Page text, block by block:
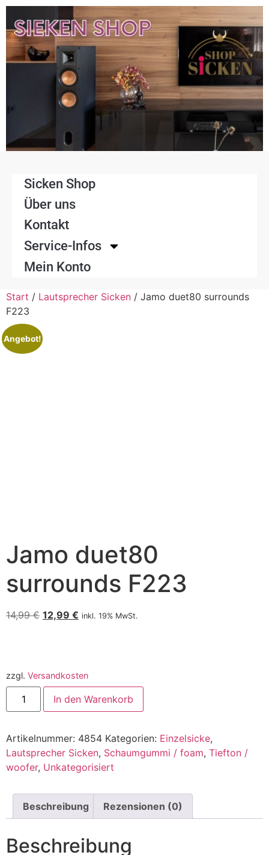
Sicken Shop
Über uns
Kontakt
Service-Infos
Mein Konto
Start / Lautsprecher Sicken / Jamo duet80 surrounds
F223
Angebot!
Jamo duet80
surrounds F223
14,99€ 12,99 € inkl. 19% MwSt.
zzgl. Versandkosten
In den Warenkorb
Artikelnummer: 4854 Kategorien: Einzelsicke,
Lautsprecher Sicken, Schaumgummi / foam, Tiefton /
woofer, Unkategorisiert
Beschreibung Rezensionen (0)
Beschreibung